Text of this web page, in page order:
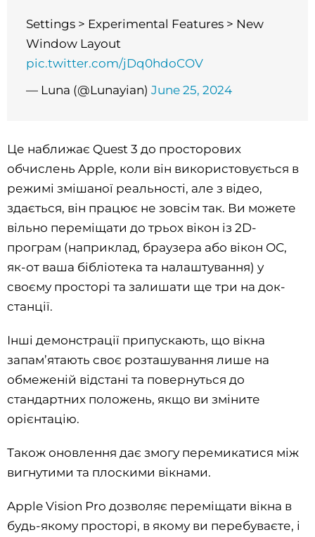
Settings > Experimental Features > New
Window Layout
pic.twitter.com/jDq0hdoCOV
— Luna (@Lunayian)June 25, 2024
Це наближає Quest 3 до просторових
обчислень Apple, коли він використовується в
режимі змішаної реальності, але з відео,
здається, він працює не зовсім так. Ви можете
вільно переміщати до трьох вікон із 2D-
програм (наприклад, браузера або вікон ОС,
як-от ваша бібліотека та налаштування) у
своєму просторі та залишати ще три на док-
станції.
Інші демонстрації припускають, що вікна
запам’ятають своє розташування лише на
обмеженій відстані та повернуться до
стандартних положень, якщо ви зміните
орієнтацію.
Також оновлення дає змогу перемикатися між
вигнутими та плоскими вікнами.
Apple Vision Pro дозволяє переміщати вікна в
будь-якому просторі, в якому ви перебуваєте, і